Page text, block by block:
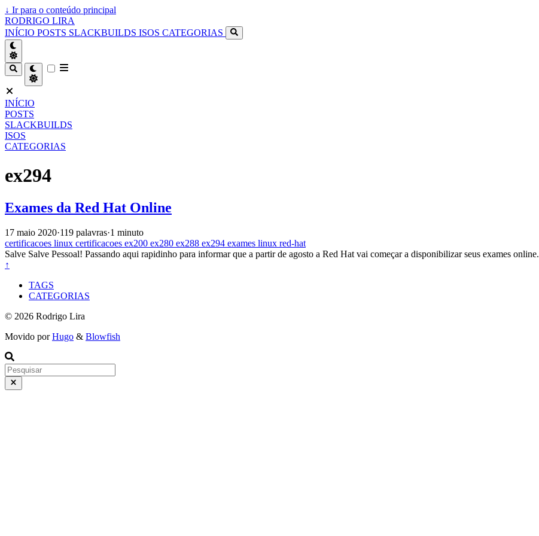
↓ Ir para o conteúdo principal
RODRIGO LIRA
INÍCIO POSTS SLACKBUILDS ISOS CATEGORIAS
INÍCIO
POSTS
SLACKBUILDS
ISOS
CATEGORIAS
ex294
Exames da Red Hat Online
17 maio 2020·119 palavras·1 minuto
certificacoes linux certificacoes ex200 ex280 ex288 ex294 exames linux red-hat
Salve Salve Pessoal! Passando aqui rapidinho para informar que a partir de agosto a Red Hat vai começar a disponibilizar seus exames online.
↑
TAGS
CATEGORIAS
© 2026 Rodrigo Lira
Movido porHugo & Blowfish